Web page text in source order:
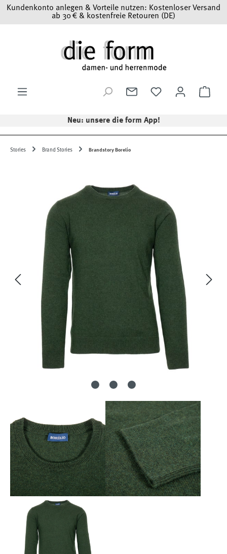
Zum Hauptinhalt springen
Kundenkonto anlegen & Vorteile nutzen: Kostenloser Versand
ab 30 € & kostenfreie Retouren (DE)
Neu: unsere die form App!
Stories Brand Stories Brandstory Borelio